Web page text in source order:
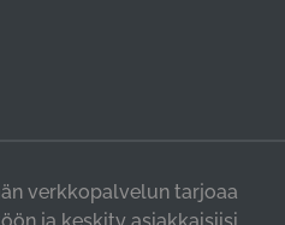
verkkopalvelun tarjoaa